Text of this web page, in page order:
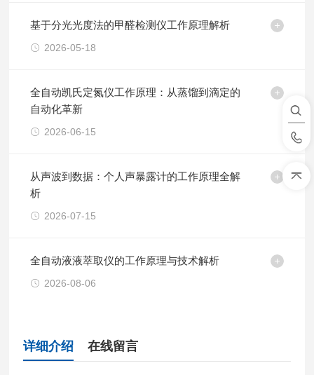
基于分光光度法的甲醛检测仪工作原理解析
2026-05-18
全自动凯氏定氮仪工作原理：从蒸馏到滴定的
自动化革新
2026-06-15
从声波到数据：个人声暴露计的工作原理全解
析
2026-07-15
全自动液液萃取仪的工作原理与技术解析
2026-08-06
详细介绍 在线留言